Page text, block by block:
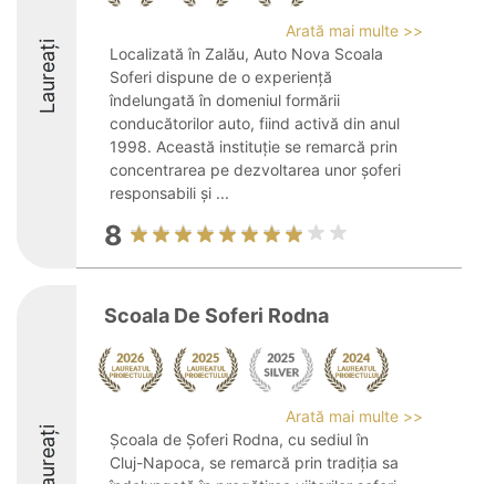
Laureați
Arată mai multe >>
Localizată în Zalău, Auto Nova Scoala
Soferi dispune de o experiență
îndelungată în domeniul formării
conducătorilor auto, fiind activă din anul
1998. Această instituție se remarcă prin
concentrarea pe dezvoltarea unor șoferi
responsabili și ...
8
Laureați
Scoala De Soferi Rodna
Arată mai multe >>
Școala de Șoferi Rodna, cu sediul în
Cluj-Napoca, se remarcă prin tradiția sa